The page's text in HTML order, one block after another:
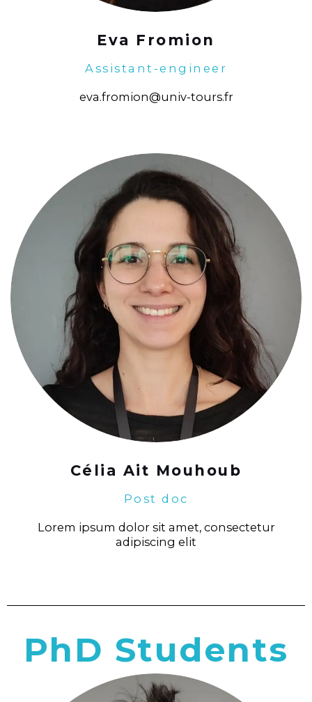
Eva Fromion
Assistant-engineer
eva.fromion@univ-tours.fr
Célia Ait Mouhoub
Post doc
Lorem ipsum dolor sit amet, consectetur
adipiscing elit
PhD Students